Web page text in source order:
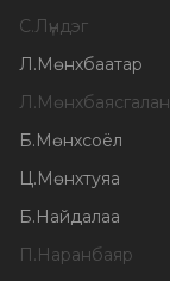
С.Лүндэг
Л.Мөнхбаатар
Л.Мөнхбаясгалан
Б.Мөнхсоёл
Ц.Мөнхтуяа
Б.Найдалаа
П.Наранбаяр